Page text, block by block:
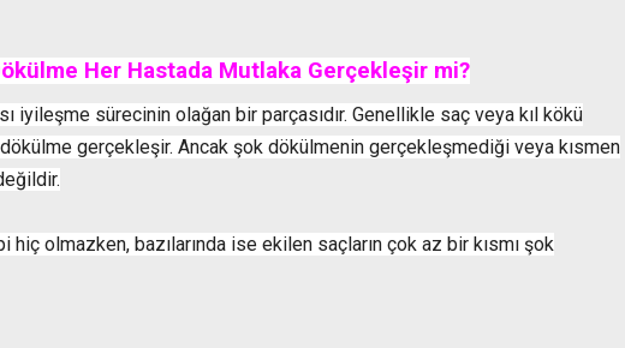
Her Hastada Mutlaka Gerçekleşir mi?
iyileşme sürecinin olağan bir parçasıdır. Genellikle saç veya kıl kökü
gerçekleşir. Ancak şok dökülmenin gerçekleşmediği veya kısmen
hiç olmazken, bazılarında ise ekilen saçların çok az bir kısmı şok